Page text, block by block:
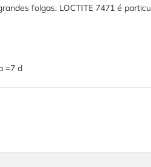
folgas. LOCTITE 7471 é
=7 d